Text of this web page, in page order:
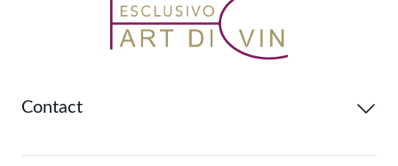
Contact